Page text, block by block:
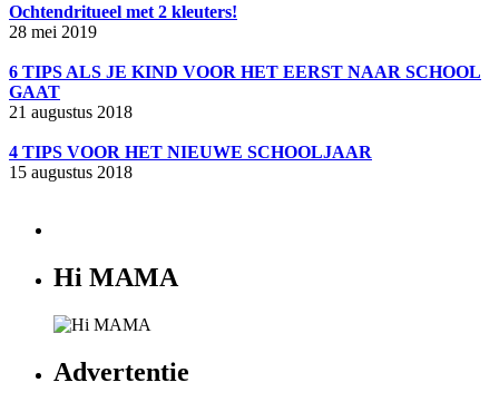
Ochtendritueel met 2 kleuters!
28 mei 2019
6 TIPS ALS JE KIND VOOR HET EERST NAAR SCHOOL
GAAT
21 augustus 2018
4 TIPS VOOR HET NIEUWE SCHOOLJAAR
15 augustus 2018
Hi MAMA
Advertentie